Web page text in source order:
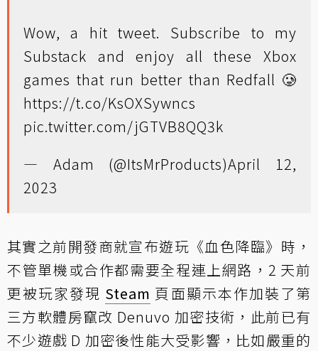
Wow, a hit tweet. Subscribe to my
Substack and enjoy all these Xbox
games that run better than Redfall 🥲
https://t.co/KsOXSywncs
pic.twitter.com/jGTVB8QQ3k
— Adam (@ItsMrProducts)April 12,
2023
其實之前開發商就宣布遊玩《血色降臨》時，
不管單機或合作都需要全程連上網路，2 天前
更被玩家發現 Steam 頁面顯示本作加裝了第
三方軟體房竄改 Denuvo 加密技術，此前已有
不少遊戲 D 加密後性能大受影響，比如嚴重的